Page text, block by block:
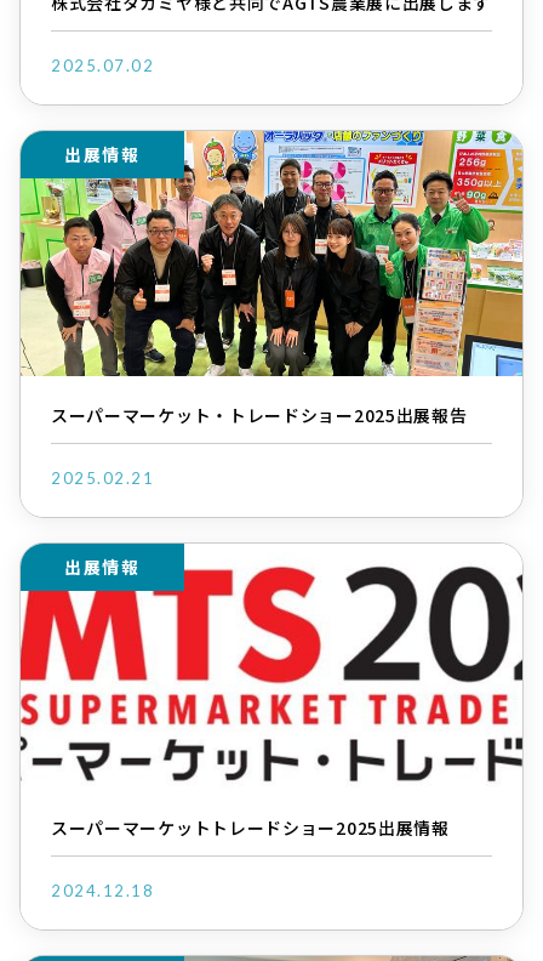
2025.07.02
出展情報
スーパーマーケット・トレードショー2025出展報告
2025.02.21
出展情報
スーパーマーケットトレードショー2025出展情報
2024.12.18